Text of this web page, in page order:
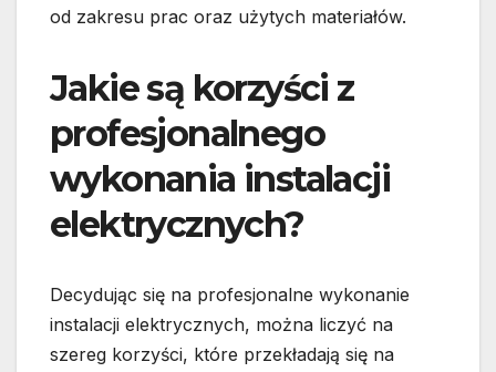
od zakresu prac oraz użytych materiałów.
Jakie są korzyści z
profesjonalnego
wykonania instalacji
elektrycznych?
Decydując się na profesjonalne wykonanie
instalacji elektrycznych, można liczyć na
szereg korzyści, które przekładają się na